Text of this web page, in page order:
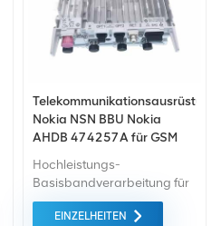
Telekommunikationsausrüstung
Nokia NSN BBU Nokia
AHDB 474257A für GSM
Hochleistungs-
Basisbandverarbeitung für
2G, 3G, 4G und 5G nutzt
gemeinsame Systeme für
EINZELHEITEN